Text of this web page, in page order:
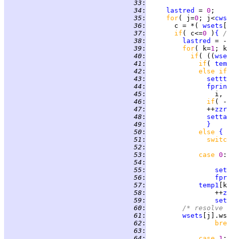
  33
:
  34
: lastred = 0
  35
: for( j=0 ; j<
  36
:
       c = *(
wsets
  37
: if ( c<=0 ) {
  38
:
lastred
  39
: for( k=1 ;
  40
: if ( ((
  41
: if (
  42
:
else if
  43
:
  44
:
  45
:
i,
  46
: if ( -
  47
:
               ++
  48
:
  49
:
}
  50
: else {
  51
:
  52
:
  53
: case 0
  54
:
  55
:
  56
:
  57
: temp1
  58
:
                 ++
  59
:
  60
:
/* resolve
  61
: wsets
  62
:
  63
: